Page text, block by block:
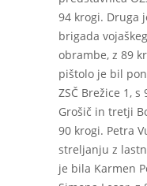
94 krogi. Druga
brigada
obrambe, z 89
pištolo je bil
ZSČ Brežice 1,
Grošič in tretji
90 krogi. Petra
streljanju z
je bila Karmen